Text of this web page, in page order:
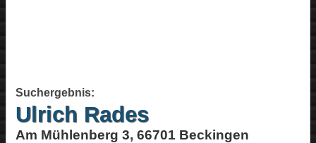
Suchergebnis:
Ulrich Rades
Am Mühlenberg 3, 66701 Beckingen